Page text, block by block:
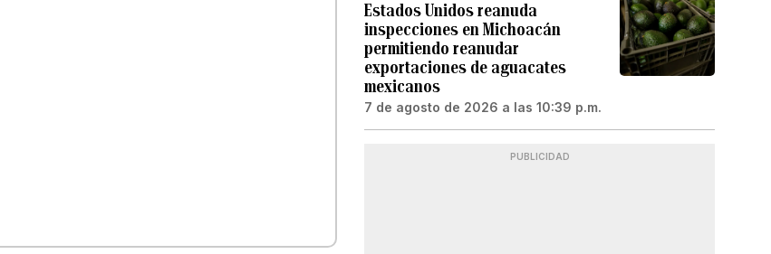
Estados Unidos reanuda
inspecciones en Michoacán
permitiendo reanudar
exportaciones de aguacates
mexicanos
7 de agosto de 2026 a las 10:39 p.m.
PUBLICIDAD